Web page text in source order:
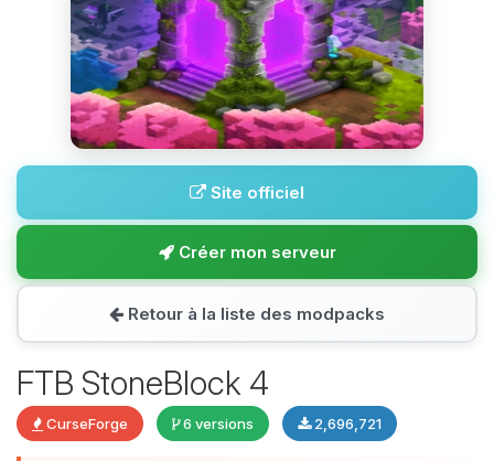
Site officiel
Créer mon serveur
Retour à la liste des modpacks
FTB StoneBlock 4
CurseForge 6 versions 2,696,721